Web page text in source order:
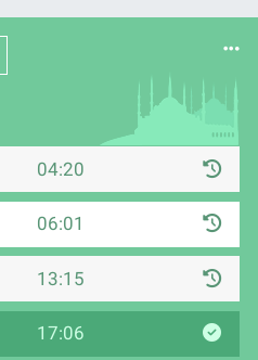
04:20
06:01
13:15
17:06